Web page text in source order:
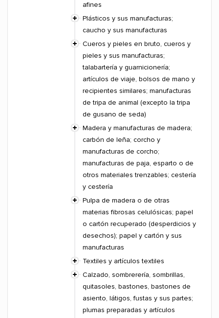
afines
Plásticos y sus manufacturas;
caucho y sus manufacturas
Cueros y pieles en bruto, cueros y
pieles y sus manufacturas;
talabartería y guarnicionería;
artículos de viaje, bolsos de mano y
recipientes similares; manufacturas
de tripa de animal (excepto la tripa
de gusano de seda)
Madera y manufacturas de madera;
carbón de leña; corcho y
manufacturas de corcho;
manufacturas de paja, esparto o de
otros materiales trenzables; cestería
y cestería
Pulpa de madera o de otras
materias fibrosas celulósicas; papel
o cartón recuperado (desperdicios y
desechos); papel y cartón y sus
manufacturas
Textiles y artículos textiles
Calzado, sombrerería, sombrillas,
quitasoles, bastones, bastones de
asiento, látigos, fustas y sus partes;
plumas preparadas y artículos